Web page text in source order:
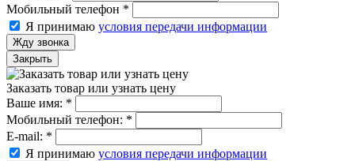
Мобильный телефон *
Я принимаю условия передачи информации
Жду звонка
Закрыть
Заказать товар или узнать цену
Ваше имя: *
Мобильный телефон: *
E-mail: *
Я принимаю условия передачи информации